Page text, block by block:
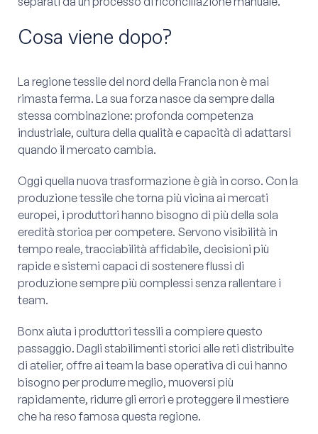
Cosa viene dopo?
La regione tessile del nord della Francia non è mai
rimasta ferma. La sua forza nasce da sempre dalla
stessa combinazione: profonda competenza
industriale, cultura della qualità e capacità di adattarsi
quando il mercato cambia.
Oggi quella nuova trasformazione è già in corso. Con la
produzione tessile che torna più vicina ai mercati
europei, i produttori hanno bisogno di più della sola
eredità storica per competere. Servono visibilità in
tempo reale, tracciabilità affidabile, decisioni più
rapide e sistemi capaci di sostenere flussi di
produzione sempre più complessi senza rallentare i
team.
Bonx aiuta i produttori tessili a compiere questo
passaggio. Dagli stabilimenti storici alle reti distribuite
di atelier, offre ai team la base operativa di cui hanno
bisogno per produrre meglio, muoversi più
rapidamente, ridurre gli errori e proteggere il mestiere
che ha reso famosa questa regione.